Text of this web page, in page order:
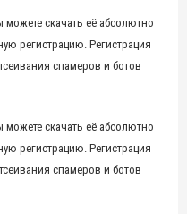
скачать её абсолютно
регистрацию. Регистрация
спамеров и ботов
скачать её абсолютно
регистрацию. Регистрация
спамеров и ботов